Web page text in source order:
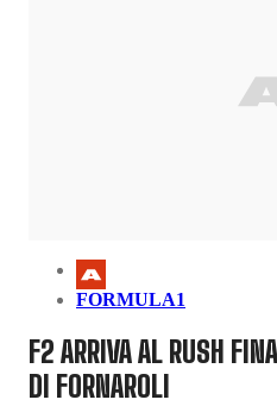
FORMULA1
F2 ARRIVA AL RUSH
DI FORNAROLI